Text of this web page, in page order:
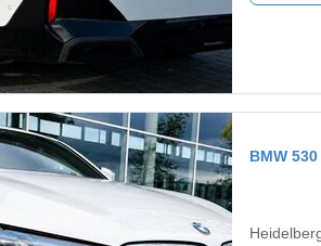
BMW 530